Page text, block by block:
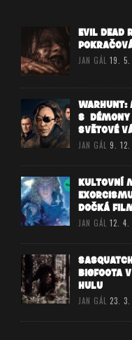
EVIL DEAD
JAN GÁL 19. 5.
WARHUNT:
S DÉMONY
SVĚTOVÉ
JAN GÁL 9. 12.
KULTOVNÍ
DOČKÁ
JAN GÁL 12. 4.
BIGFOOTA
HULU
JAN GÁL 23. 3.